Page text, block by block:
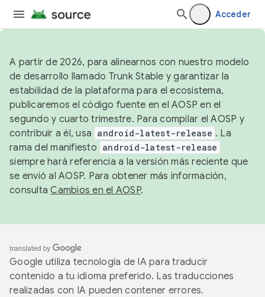
Acceder
A partir de 2026, para alinearnos con nuestro modelo
de desarrollo llamado Trunk Stable y garantizar la
estabilidad de la plataforma para el ecosistema,
publicaremos el código fuente en el AOSP en el
segundo y cuarto trimestre. Para compilar el AOSP y
contribuir a él, usa android-latest-release . La
rama del manifiesto android-latest-release
siempre hará referencia a la versión más reciente que
se envió al AOSP. Para obtener más información,
consultaCambios en el AOSP.
Google utiliza tecnología de IA para traducir
contenido a tu idioma preferido. Las traducciones
realizadas con IA pueden contener errores.